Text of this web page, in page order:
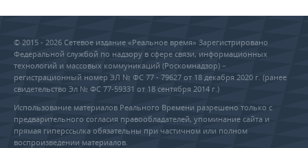
© 2015 - 2026 Сетевое издание «Реальное время» Зарегистрировано
Федеральной службой по надзору в сфере связи, информационных
технологий и массовых коммуникаций (Роскомнадзор) –
регистрационный номер ЭЛ № ФС 77 - 79627 от 18 декабря 2020 г. (ранее
свидетельство Эл № ФС 77-59331 от 18 сентября 2014 г.)
Использование материалов Реального Времени разрешено только с
предварительного согласия правообладателей, упоминание сайта и
прямая гиперссылка обязательны при частичном или полном
воспроизведении материалов.